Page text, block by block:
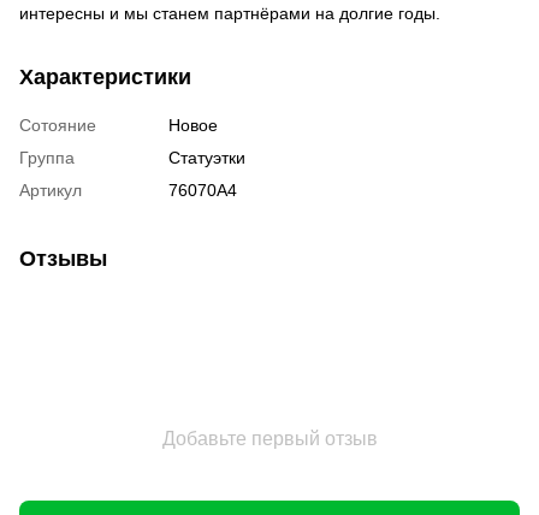
интересны и мы станем партнёрами на долгие годы.
Характеристики
Сотояние
Новое
Группа
Статуэтки
Артикул
76070A4
Отзывы
Добавьте первый отзыв